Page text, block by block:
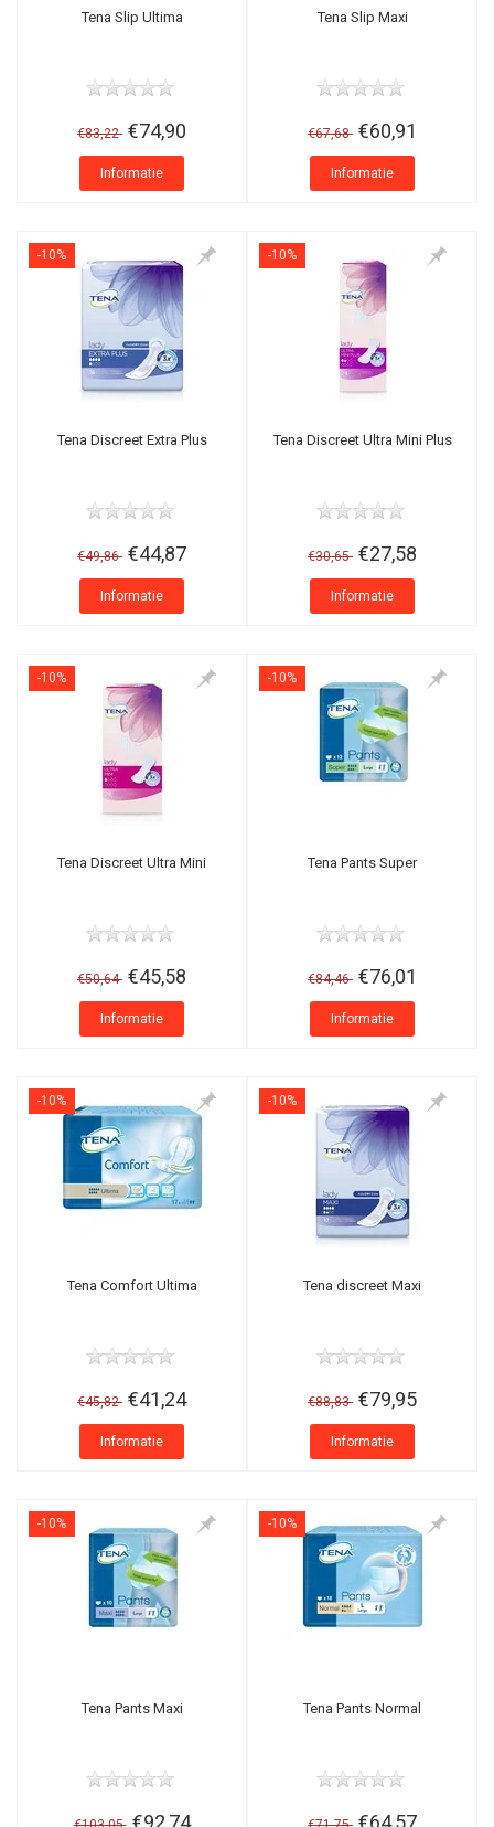
Tena Slip Ultima
€83,22 €74,90
Informatie
Tena Slip Maxi
€67,68 €60,91
Informatie
-10%
Tena Discreet Extra Plus
€49,86 €44,87
Informatie
-10%
Tena Discreet Ultra Mini Plus
€30,65 €27,58
Informatie
-10%
Tena Discreet Ultra Mini
€50,64 €45,58
Informatie
-10%
Tena Pants Super
€84,46 €76,01
Informatie
-10%
Tena Comfort Ultima
€45,82 €41,24
Informatie
-10%
Tena discreet Maxi
€88,83 €79,95
Informatie
-10%
Tena Pants Maxi
€92,74
-10%
Tena Pants Normal
€64,57